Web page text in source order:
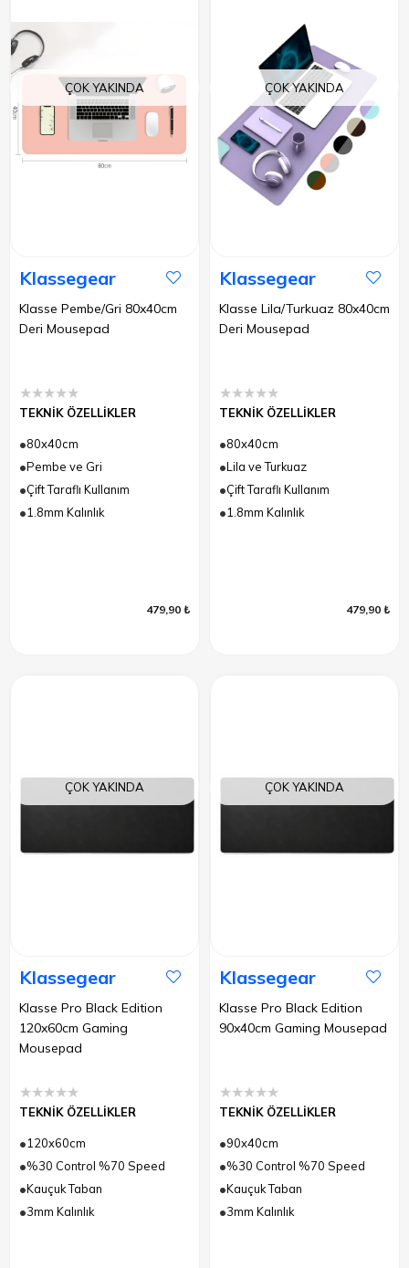
ÇOK YAKINDA
Klassegear
Klasse Pembe/Gri 80x40cm
Deri Mousepad
★★★★★
TEKNİK ÖZELLİKLER
80x40cm
Pembe ve Gri
Çift Taraflı Kullanım
1.8mm Kalınlık
479,90 ₺
ÇOK YAKINDA
Klassegear
Klasse Lila/Turkuaz 80x40cm
Deri Mousepad
★★★★★
TEKNİK ÖZELLİKLER
80x40cm
Lila ve Turkuaz
Çift Taraflı Kullanım
1.8mm Kalınlık
479,90 ₺
ÇOK YAKINDA
Klassegear
Klasse Pro Black Edition
120x60cm Gaming
Mousepad
★★★★★
TEKNİK ÖZELLİKLER
120x60cm
%30 Control %70 Speed
Kauçuk Taban
3mm Kalınlık
ÇOK YAKINDA
Klassegear
Klasse Pro Black Edition
90x40cm Gaming Mousepad
★★★★★
TEKNİK ÖZELLİKLER
90x40cm
%30 Control %70 Speed
Kauçuk Taban
3mm Kalınlık